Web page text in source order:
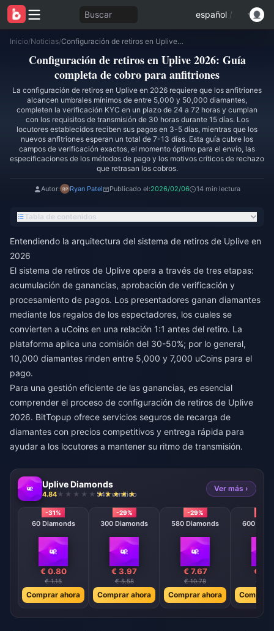
Buscar español /
Inicio/Noticias/ Configuración de retiros en Uplive 2026: Guía completa de cobro para anfitriones
Configuración de retiros en Uplive 2026: Guía
completa de cobro para anfitriones
La configuración de retiros en Uplive en 2026 requiere que los anfitriones
alcancen umbrales mínimos de entre 5,000 y 50,000 diamantes,
completen la verificación KYC en un plazo de 24 a 72 horas y cumplan
con los requisitos de transmisión de 30 horas durante 15 días. Los
locutores establecidos reciben sus pagos en 3-5 días, mientras que los
nuevos anfitriones esperan un total de 7-13 días. Esta guía cubre los
campos de verificación exactos, el momento óptimo para el envío, las
especificaciones de los métodos de pago y los motivos críticos de rechazo
que retrasan los cobros.
Autor: Ryan Patel Publicado el:2026/02/06 14 min lectura
Tabla de contenidos
Entendiendo la arquitectura del sistema de retiros de Uplive en
2026
El sistema de retiros de Uplive opera a través de tres etapas:
acumulación de ganancias, aprobación de verificación y
procesamiento de pagos. Los presentadores ganan diamantes
mediante los regalos de los espectadores, los cuales se
convierten a uCoins en una relación 1:1 antes del retiro. La
plataforma aplica una comisión del 30-50%; por lo general,
10,000 diamantes rinden entre 5,000 y 7,000 uCoins para el
pago.
Para una gestión eficiente de las ganancias, es esencial
comprender el proceso de configuración de retiros de Uplive
2026. BitTopup ofrece servicios seguros de recarga de
diamantes con precios competitivos y entrega rápida para
ayudar a los locutores a mantener su ritmo de transmisión.
Uplive Diamonds
4.84 545 vendido
Ver más ›
-31%
60 Diamonds
€ 0.80
€ 1.15
Comprar ahora
-29%
300 Diamonds
€ 3.97
€ 5.58
Comprar ahora
-29%
580 Diamonds
€ 7.67
€ 10.78
Comprar ahora
600
€
€
Comprar